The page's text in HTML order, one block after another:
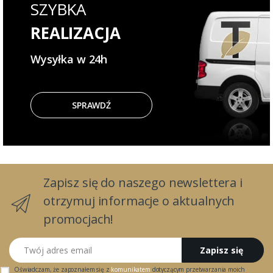
SZYBKA
REALIZACJA
Wysyłka w 24h
SPRAWDŹ
Zapisz się do naszego newslettera i
otrzymuj informacje o aktualnych
promocjach!
Twój adres email
Zapisz się
Oświadczam, że zapoznałem się z komunikatem dotyczącym przetwarzania moich